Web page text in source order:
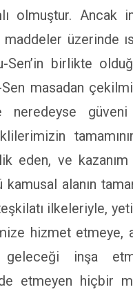
olmuştur. Ancak
üzerinde
Sen’in birlikte
Sen masadan
neredeyse
eden, ve
alanın
ilkeleriyle,
hizmet etmeye,
inşa
etmeyen hiçbir